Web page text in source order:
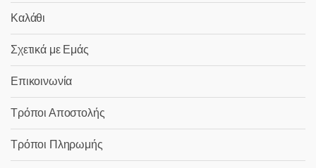
Καλάθι
Σχετικά με Εμάς
Επικοινωνία
Τρόποι Αποστολής
Τρόποι Πληρωμής